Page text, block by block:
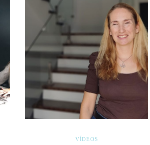
VÍDEOS